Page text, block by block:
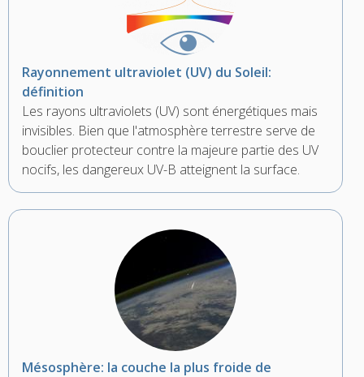
Rayonnement ultraviolet (UV) du Soleil:
définition
Les rayons ultraviolets (UV) sont énergétiques mais
invisibles. Bien que l'atmosphère terrestre serve de
bouclier protecteur contre la majeure partie des UV
nocifs, les dangereux UV-B atteignent la surface.
Mésosphère: la couche la plus froide de